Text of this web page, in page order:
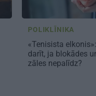
POLIKLĪNIKA
«Tenisista
darīt, ja blokādes
zāles nepalīdz?